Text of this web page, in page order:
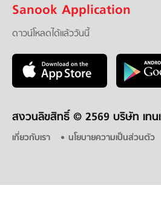
Sanook Application
ดาวน์โหลดได้แล้ววันนี้
สงวนลิขสิทธิ์ © 2569 บริษัท เทน
เกี่ยวกับเรา นโยบายความเป็นส่วนตัว